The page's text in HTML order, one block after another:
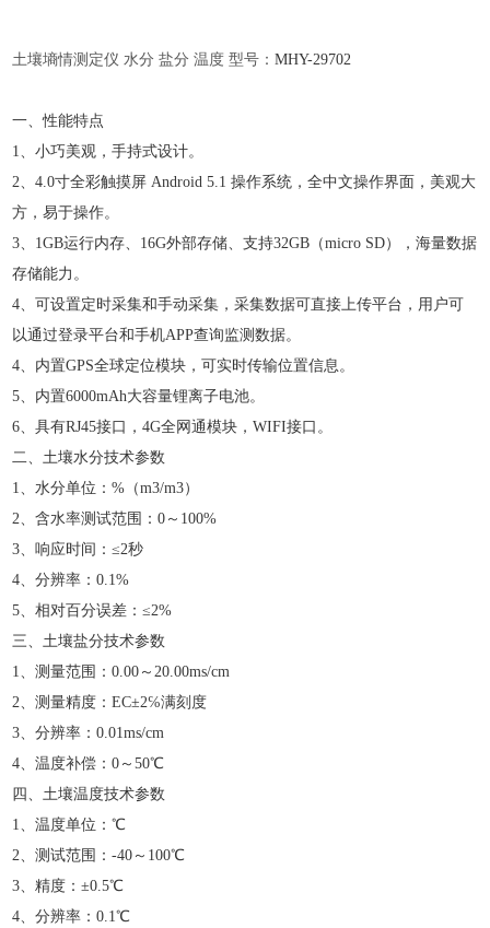
土壤墒情测定仪 水分 盐分 温度 型号：MHY-29702
一、性能特点
1、小巧美观，手持式设计。
2、4.0寸全彩触摸屏 Android 5.1 操作系统，全中文操作界面，美观大
方，易于操作。
3、1GB运行内存、16G外部存储、支持32GB（micro SD），海量数据
存储能力。
4、可设置定时采集和手动采集，采集数据可直接上传平台，用户可
以通过登录平台和手机APP查询监测数据。
4、内置GPS全球定位模块，可实时传输位置信息。
5、内置6000mAh大容量锂离子电池。
6、具有RJ45接口，4G全网通模块，WIFI接口。
二、土壤水分技术参数
1、水分单位：%（m3/m3）
2、含水率测试范围：0～100%
3、响应时间：≤2秒
4、分辨率：0.1%
5、相对百分误差：≤2%
三、土壤盐分技术参数
1、测量范围：0.00～20.00ms/cm
2、测量精度：EC±2℅满刻度
3、分辨率：0.01ms/cm
4、温度补偿：0～50℃
四、土壤温度技术参数
1、温度单位：℃
2、测试范围：-40～100℃
3、精度：±0.5℃
4、分辨率：0.1℃